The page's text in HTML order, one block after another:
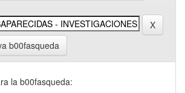
b00fasqueda
la b00fasqueda: